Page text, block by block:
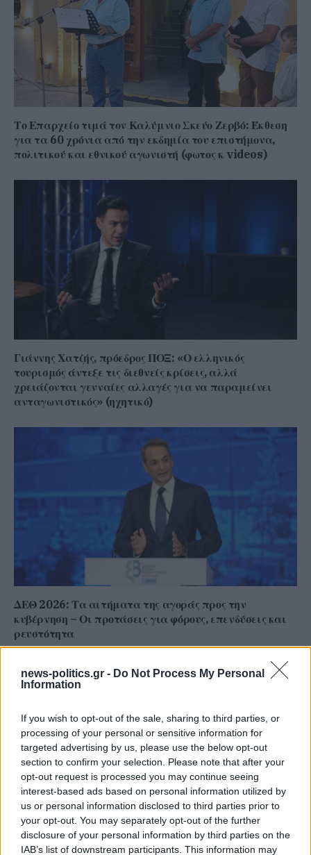
news-politics.gr - Do Not Process My Personal
Information
If you wish to opt-out of the sale, sharing to third parties, or
processing of your personal or sensitive information for
targeted advertising by us, please use the below opt-out
section to confirm your selection. Please note that after your
opt-out request is processed you may continue seeing
interest-based ads based on personal information utilized by
us or personal information disclosed to third parties prior to
your opt-out. You may separately opt-out of the further
disclosure of your personal information by third parties on the
IAB’s list of downstream participants. This information may
Το Επαρχείο τιμά τον Καλύμνιο Σκεύο Ζερβό: Έκθεση
για τα 60 χρόνια από την εκδημία του επιστήμονα,
πολιτικού και εθνικού αγωνιστή (φωτος κ videos)
Γιάννης Χατζής, πρόεδρος ΠΟΞ: «Ο ελληνικός
τουρισμός άντεξε τις διεθνείς κρίσεις, αλλά
χρειάζονται γενναίες αλλαγές για να παραμείνει
ανταγωνιστικός» (ηχητικό)
ΔΕΘ 2026: Τα αιτήματα της αγοράς προς την
κυβέρνηση – Οι προτάσεις για φόρους, επενδύσεις και
ρευστότητα
Απάντηση του Δημοτικού Λιμενικού Ταμείου στις
καταγγελίες του ΤΕΕ: Χαμηλοί τόνοι, αλλά η ουσία